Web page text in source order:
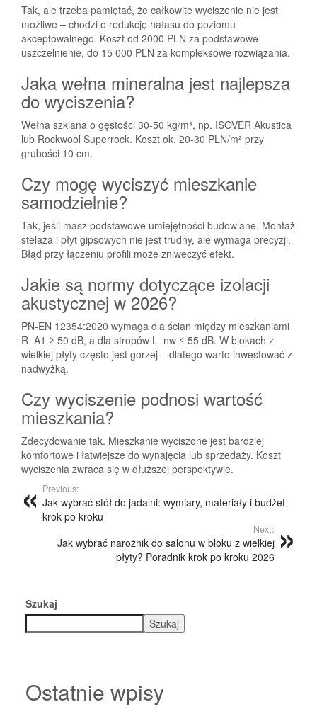
Tak, ale trzeba pamiętać, że całkowite wyciszenie nie jest
możliwe – chodzi o redukcję hałasu do poziomu
akceptowalnego. Koszt od 2000 PLN za podstawowe
uszczelnienie, do 15 000 PLN za kompleksowe rozwiązania.
Jaka wełna mineralna jest najlepsza
do wyciszenia?
Wełna szklana o gęstości 30-50 kg/m³, np. ISOVER Akustica
lub Rockwool Superrock. Koszt ok. 20-30 PLN/m² przy
grubości 10 cm.
Czy mogę wyciszyć mieszkanie
samodzielnie?
Tak, jeśli masz podstawowe umiejętności budowlane. Montaż
stelaża i płyt gipsowych nie jest trudny, ale wymaga precyzji.
Błąd przy łączeniu profili może zniweczyć efekt.
Jakie są normy dotyczące izolacji
akustycznej w 2026?
PN-EN 12354:2020 wymaga dla ścian między mieszkaniami
R_A1 ≥ 50 dB, a dla stropów L_nw ≤ 55 dB. W blokach z
wielkiej płyty często jest gorzej – dlatego warto inwestować z
nadwyżką.
Czy wyciszenie podnosi wartość
mieszkania?
Zdecydowanie tak. Mieszkanie wyciszone jest bardziej
komfortowe i łatwiejsze do wynajęcia lub sprzedaży. Koszt
wyciszenia zwraca się w dłuższej perspektywie.
Previous:
Jak wybrać stół do jadalni: wymiary, materiały i budżet
krok po kroku
Next:
Jak wybrać narożnik do salonu w bloku z wielkiej
płyty? Poradnik krok po kroku 2026
Szukaj
Szukaj
Ostatnie wpisy